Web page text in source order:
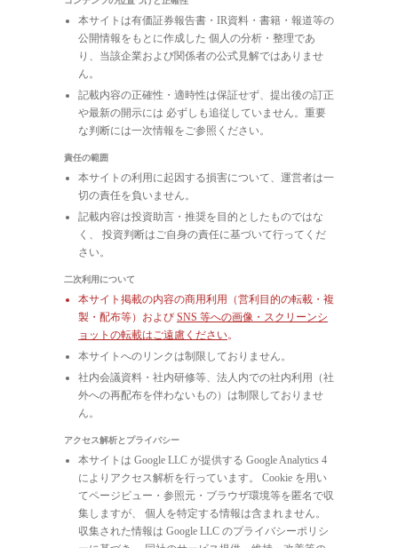
本サイトは有価証券報告書・IR資料・書籍・報道等の
公開情報をもとに作成した 個人の分析・整理であ
り、当該企業および関係者の公式見解ではありませ
ん。
記載内容の正確性・適時性は保証せず、提出後の訂正
や最新の開示には 必ずしも追従していません。重要
な判断には一次情報をご参照ください。
責任の範囲
本サイトの利用に起因する損害について、運営者は一
切の責任を負いません。
記載内容は投資助言・推奨を目的としたものではな
く、 投資判断はご自身の責任に基づいて行ってくだ
さい。
二次利用について
本サイト掲載の内容の商用利用（営利目的の転載・複
製・配布等）および SNS 等への画像・スクリーンシ
ョットの転載はご遠慮ください。
本サイトへのリンクは制限しておりません。
社内会議資料・社内研修等、法人内での社内利用（社
外への再配布を伴わないもの）は制限しておりませ
ん。
アクセス解析とプライバシー
本サイトは Google LLC が提供する Google Analytics 4
によりアクセス解析を行っています。 Cookie を用い
てページビュー・参照元・ブラウザ環境等を匿名で収
集しますが、 個人を特定する情報は含まれません。
収集された情報は Google LLC のプライバシーポリシ